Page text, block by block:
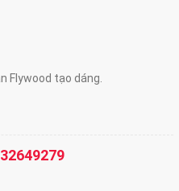
Flywood tạo dáng.